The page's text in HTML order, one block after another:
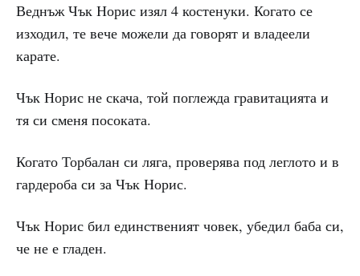
Веднъж Чък Норис изял 4 костенуки. Когато се
изходил, те вече можели да говорят и владеели
карате.
Чък Норис не скача, той поглежда гравитацията и
тя си сменя посоката.
Когато Торбалан си ляга, проверява под леглото и в
гардероба си за Чък Норис.
Чък Норис бил единственият човек, убедил баба си,
че не е гладен.